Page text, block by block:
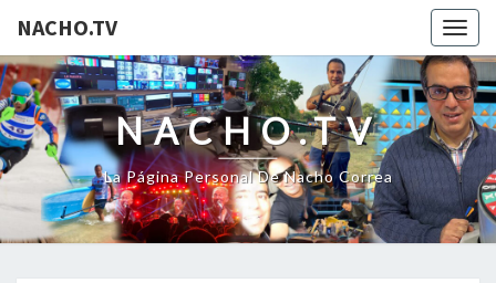
NACHO.TV
NACHO.TV
La Página Personal De Nacho Correa